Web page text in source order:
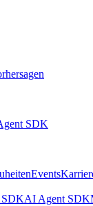
SDK
Events
SDKAI Agent SDK